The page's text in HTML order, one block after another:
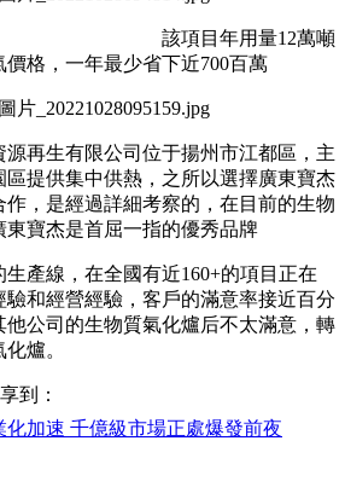
用量12萬噸
價格，一年最少省下近700百萬
再生有限公司位于揚州市江都區，主
提供集中供熱，之所以選擇廣東寶杰
，是經過詳細考察的，在目前的生物
東寶杰是首屈一指的優秀品牌
產線，在全國有近160+的項目正在
和經營經驗，客戶的滿意率接近百分
公司的生物質氣化爐后不太滿意，轉
爐。
到：
化加速 千億級市場正處爆發前夜